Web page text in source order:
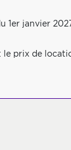
1er janvier
prix de